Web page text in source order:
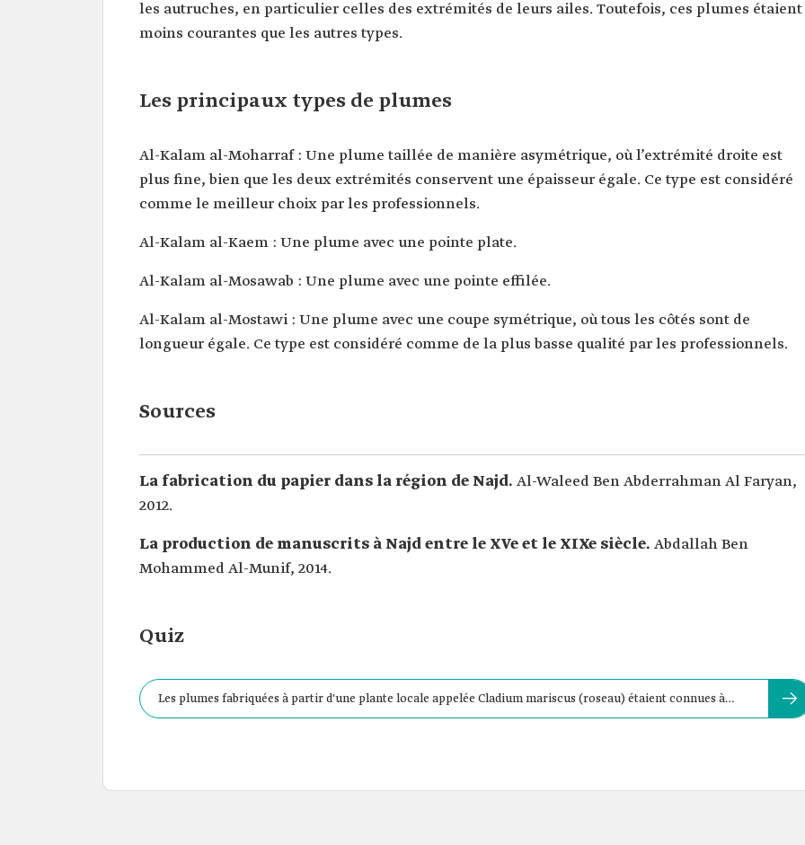
les autruches, en particulier celles des extrémités de leurs ailes. Toutefois, ces plumes étaient
moins courantes que les autres types.
Les principaux types de plumes
Al-Kalam al-Moharraf : Une plume taillée de manière asymétrique, où l’extrémité droite est
plus fine, bien que les deux extrémités conservent une épaisseur égale. Ce type est considéré
comme le meilleur choix par les professionnels.
Al-Kalam al-Kaem : Une plume avec une pointe plate.
Al-Kalam al-Mosawab : Une plume avec une pointe effilée.
Al-Kalam al-Mostawi : Une plume avec une coupe symétrique, où tous les côtés sont de
longueur égale. Ce type est considéré comme de la plus basse qualité par les professionnels.
Sources
La fabrication du papier dans la région de Najd. Al-Waleed Ben Abderrahman Al Faryan,
2012.
La production de manuscrits à Najd entre le XVe et le XIXe siècle. Abdallah Ben
Mohammed Al-Munif, 2014.
Quiz
Les plumes fabriquées à partir d'une plante locale appelée Cladium mariscus (roseau) étaient connues à